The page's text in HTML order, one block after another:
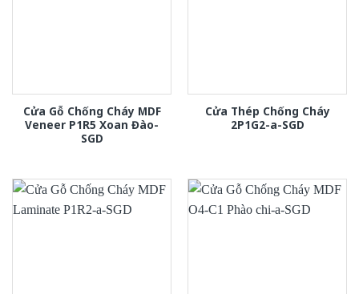
Cửa Gỗ Chống Cháy MDF
Veneer P1R5 Xoan Đào-
SGD
Cửa Thép Chống Cháy
2P1G2-a-SGD